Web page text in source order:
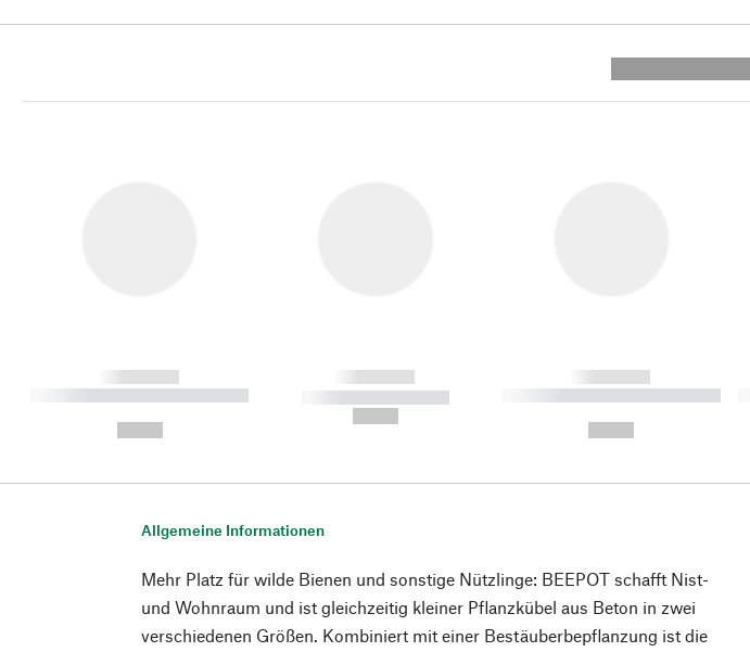
------------
----------- ----------- ----------
------------
----------- -----------
------------
----------- ----------- ----------
Allgemeine Informationen
Mehr Platz für wilde Bienen und sonstige Nützlinge: BEEPOT schafft Nist-
und Wohnraum und ist gleichzeitig kleiner Pflanzkübel aus Beton in zwei
verschiedenen Größen. Kombiniert mit einer Bestäuberbepflanzung ist die